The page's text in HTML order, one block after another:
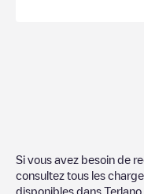
Si vous avez besoin de
consultez tous les
disponibles dans Terlano